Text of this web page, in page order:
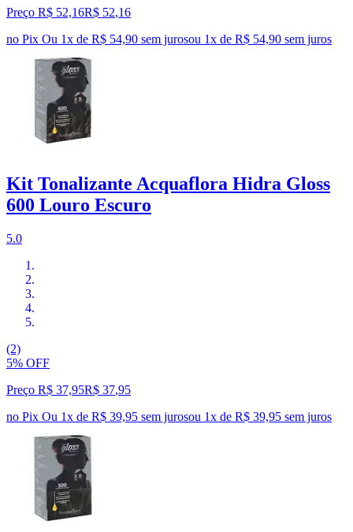
Preço R$ 52,16R$ 52,16
no Pix Ou 1x de R$ 54,90 sem jurosou 1x de R$ 54,90 sem juros
Kit Tonalizante Acquaflora Hidra Gloss
600 Louro Escuro
5.0
(2)
5% OFF
Preço R$ 37,95R$ 37,95
no Pix Ou 1x de R$ 39,95 sem jurosou 1x de R$ 39,95 sem juros